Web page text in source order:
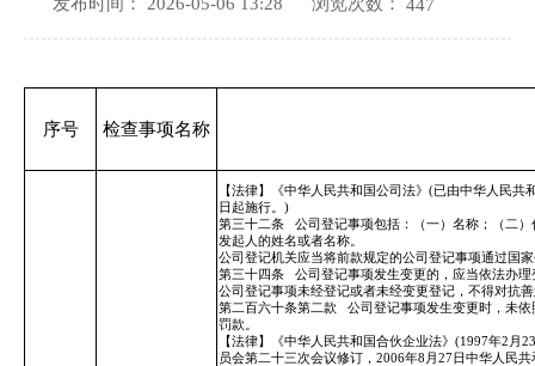
发布时间： 2026-05-06 13:28
447
序号 检查事项名称
【法律】《中华人民共和国公司法》(已由中华人民
日起施行。)
第三十二条
公司登记事项包括：（一）名称；（二
发起人的姓名或者名称。
公司登记机关应当将前款规定的公司登记事项通过国
第三十四条
公司登记事项发生变更的，应当依法办理
公司登记事项未经登记或者未经变更登记，不得对抗
第二百六十条第二款
公司登记事项发生变更时，未
罚款。
【法律】《中华人民共和国合伙企业法》(1997年2
员会第二十三次会议修订，2006年8月27日中华人民